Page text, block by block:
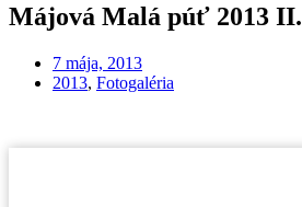
Májová Malá púť 2013 II.
7 mája, 2013
2013, Fotogaléria